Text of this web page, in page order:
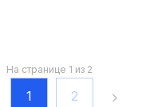
На странице 1 из 2
1 2